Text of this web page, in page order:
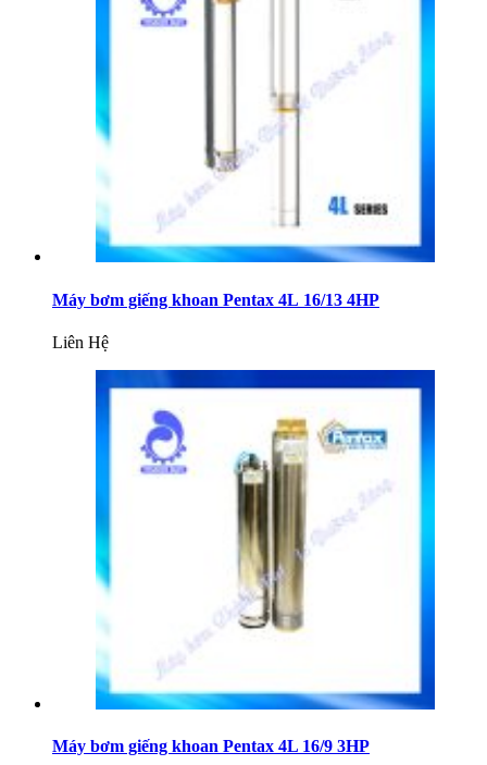
Máy bơm giếng khoan Pentax 4L 16/13 4HP
Liên Hệ
Máy bơm giếng khoan Pentax 4L 16/9 3HP